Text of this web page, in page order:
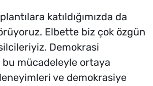
katıldığımızda da
Elbette biz çok özgün
Demokrasi
mücadeleyle ortaya
ve demokrasiye